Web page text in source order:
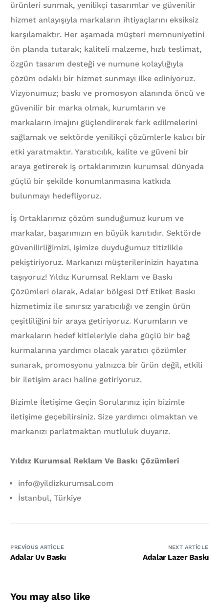
ürünleri sunmak, yenilikçi tasarımlar ve güvenilir
hizmet anlayışıyla markaların ihtiyaçlarını eksiksiz
karşılamaktır. Her aşamada müşteri memnuniyetini
ön planda tutarak; kaliteli malzeme, hızlı teslimat,
özgün tasarım desteği ve numune kolaylığıyla
çözüm odaklı bir hizmet sunmayı ilke ediniyoruz.
Vizyonumuz; baskı ve promosyon alanında öncü ve
güvenilir bir marka olmak, kurumların ve
markaların imajını güçlendirerek fark edilmelerini
sağlamak ve sektörde yenilikçi çözümlerle kalıcı bir
etki yaratmaktır. Yaratıcılık, kalite ve güveni bir
araya getirerek iş ortaklarımızın kurumsal dünyada
güçlü bir şekilde konumlanmasına katkıda
bulunmayı hedefliyoruz.
İş Ortaklarımız çözüm sunduğumuz kurum ve
markalar, başarımızın en büyük kanıtıdır. Sektörde
güvenilirliğimizi, işimize duyduğumuz titizlikle
pekiştiriyoruz. Markanızı müşterilerinizin hayatına
taşıyoruz! Yıldız Kurumsal Reklam ve Baskı
Çözümleri olarak, Adalar bölgesi Dtf Etiket Baskı
hizmetimiz ile sınırsız yaratıcılığı ve zengin ürün
çeşitliliğini bir araya getiriyoruz. Kurumların ve
markaların hedef kitleleriyle daha güçlü bir bağ
kurmalarına yardımcı olacak yaratıcı çözümler
sunarak, promosyonu yalnızca bir ürün değil, etkili
bir iletişim aracı haline getiriyoruz.
Bizimle İletişime Geçin Sorularınız için bizimle
iletişime geçebilirsiniz. Size yardımcı olmaktan ve
markanızı parlatmaktan mutluluk duyarız.
Yıldız Kurumsal Reklam Ve Baskı Çözümleri
info@yildizkurumsal.com
İstanbul, Türkiye
PREVIOUS ARTICLE
Adalar Uv Baskı
NEXT ARTICLE
Adalar Lazer Baskı
You may also like